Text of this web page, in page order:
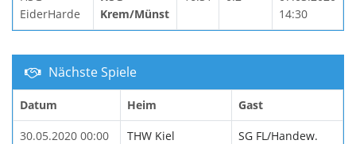
EiderHarde
Krem/Münst
14:30
Nächste Spiele
Datum Heim Gast
30.05.2020 00:00 THW Kiel SG FL/Handew.